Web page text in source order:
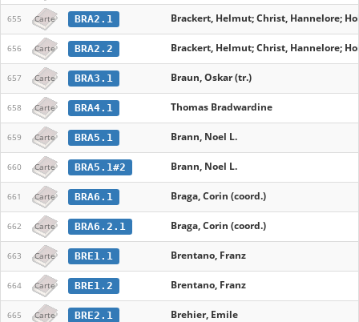
655 Carte BRA2.1 Brackert, Helmut; Christ, Hannelore;
656 Carte BRA2.2 Brackert, Helmut; Christ, Hannelore;
657 Carte BRA3.1 Braun, Oskar (tr.)
658 Carte BRA4.1 Thomas Bradwardine
659 Carte BRA5.1 Brann, Noel L.
660 Carte BRA5.1#2 Brann, Noel L.
661 Carte BRA6.1 Braga, Corin (coord.)
662 Carte BRA6.2.1 Braga, Corin (coord.)
663 Carte BRE1.1 Brentano, Franz
664 Carte BRE1.2 Brentano, Franz
665 Carte BRE2.1 Brehier, Emile